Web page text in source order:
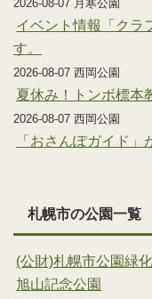
2026-08-07 月寒公園
イベント情報「クラ
す。
2026-08-07 西岡公園
夏休み！トンボ標本
2026-08-07 西岡公園
「おさんぽガイド」
札幌市の公園一覧
(公財)札幌市公園緑
旭山記念公園